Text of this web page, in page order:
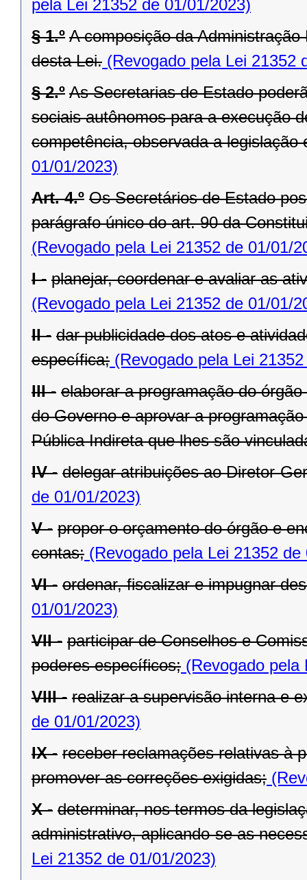
pela Lei 21352 de 01/01/2023)
§ 1.º A composição da
desta Lei. (Revogado pela Lei 21352
§ 2.º As Secretarias de Estado
sociais autônomos para a execução
competência, observada a legislação
01/01/2023)
Art. 4.º Os Secretários de Estado
parágrafo único do art. 90 da
(Revogado pela Lei 21352 de 01/01/
I - planejar, coordenar e avaliar as
(Revogado pela Lei 21352 de 01/01/
II - dar publicidade dos atos e
específica; (Revogado pela Lei
III - elaborar a programação do
do Governo e aprovar a
Pública Indireta que lhes são
IV - delegar atribuições ao Diretor-
de 01/01/2023)
V - propor o orçamento do órgão e
contas; (Revogado pela Lei 21352 de
VI - ordenar, fiscalizar e impugnar
01/01/2023)
VII - participar de Conselhos e
poderes específicos; (Revogado pela
VIII - realizar a supervisão interna e
de 01/01/2023)
IX - receber reclamações relativas à
promover as correções exigidas;
X - determinar, nos termos da
administrativo, aplicando-se as
Lei 21352 de 01/01/2023)